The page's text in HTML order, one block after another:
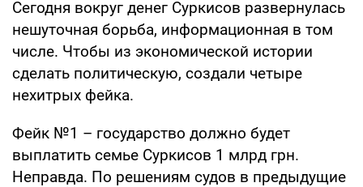
Сегодня вокруг денег Суркисов развернулась
нешуточная борьба, информационная в том
числе. Чтобы из экономической истории
сделать политическую, создали четыре
нехитрых фейка.
Фейк №1 – государство должно будет
выплатить семье Суркисов 1 млрд грн.
Неправда. По решениям судов в предыдущие